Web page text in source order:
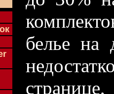
белье на